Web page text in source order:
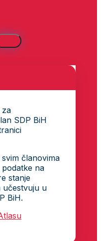
za
SDP BiH
članovima
na
stanje
učestvuju u
BiH.